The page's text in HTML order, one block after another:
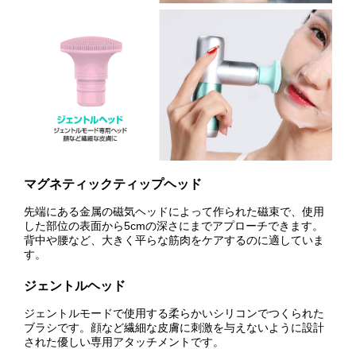
マグネティックティップヘッド
先端にある金属の磁気ヘッドによって作られた磁束で、使用
した部位の表面から5cmの深さにまでアプローチできます。
背中や腰など、大きく平らな筋肉をケアするのに適していま
す。
ジェントルヘッド
ジェントルモードで使用する柔らかいシリコンでつくられた
ブラシです。顔など繊細な皮膚に刺激を与えないように設計
された優しい専用アタッチメントです。